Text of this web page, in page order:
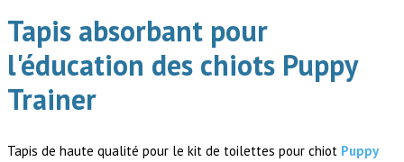
Tapis absorbant pour
l'éducation des chiots Puppy
Trainer
Tapis de haute qualité pour le kit de toilettes pour chiot Puppy